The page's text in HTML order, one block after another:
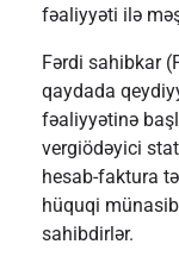
fəaliyyəti ilə
Fərdi sahibkar
qaydada
fəaliyyətinə
vergiödəyici
hesab-faktura
hüquqi
sahibdirlər.